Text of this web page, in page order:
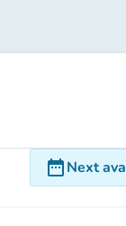
date_rangeNext